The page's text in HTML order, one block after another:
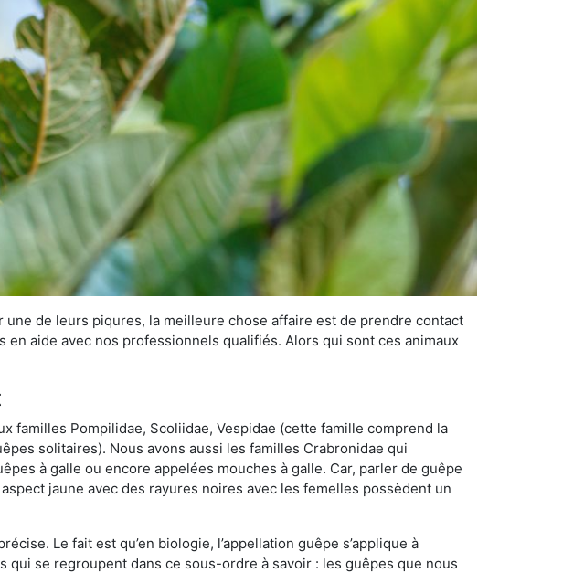
une de leurs piqures, la meilleure chose affaire est de prendre contact
en aide avec nos professionnels qualifiés. Alors qui sont ces animaux
familles Pompilidae, Scoliidae, Vespidae (cette famille comprend la
solitaires). Nous avons aussi les familles Crabronidae qui
à galle ou encore appelées mouches à galle. Car, parler de guêpe
jaune avec des rayures noires avec les femelles possèdent un
Le fait est qu’en biologie, l’appellation guêpe s’applique à
se regroupent dans ce sous-ordre à savoir : les guêpes que nous